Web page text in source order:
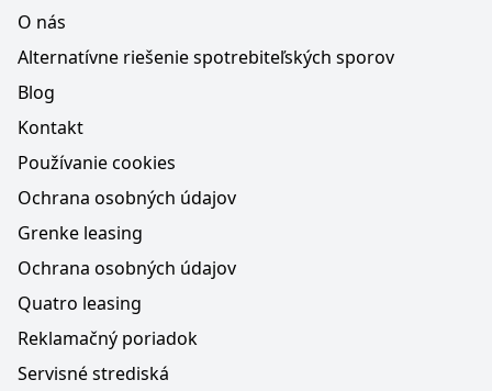
O nás
Alternatívne riešenie spotrebiteľských sporov
Blog
Kontakt
Používanie cookies
Ochrana osobných údajov
Grenke leasing
Ochrana osobných údajov
Quatro leasing
Reklamačný poriadok
Servisné strediská